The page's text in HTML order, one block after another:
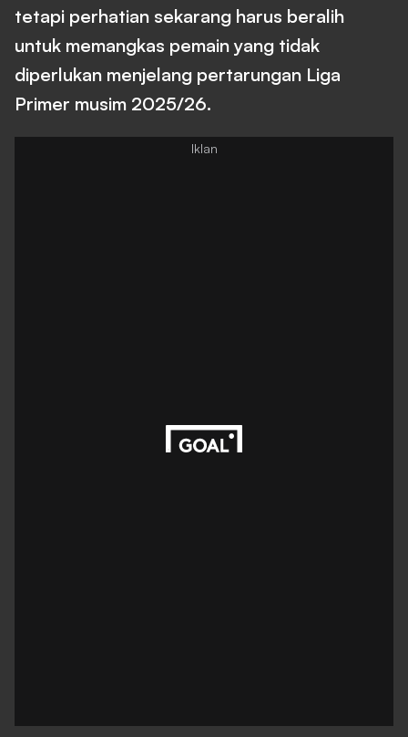
tetapi perhatian sekarang harus beralih
untuk memangkas pemain yang tidak
diperlukan menjelang pertarungan Liga
Primer musim 2025/26.